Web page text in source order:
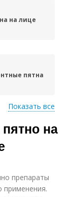
на лице
пятна
при
на руках
Показать все
на
препараты
применения.